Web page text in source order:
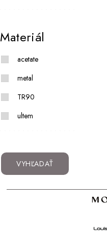
Materiál
acetate
metal
TR90
ultem
VYHĽADAŤ